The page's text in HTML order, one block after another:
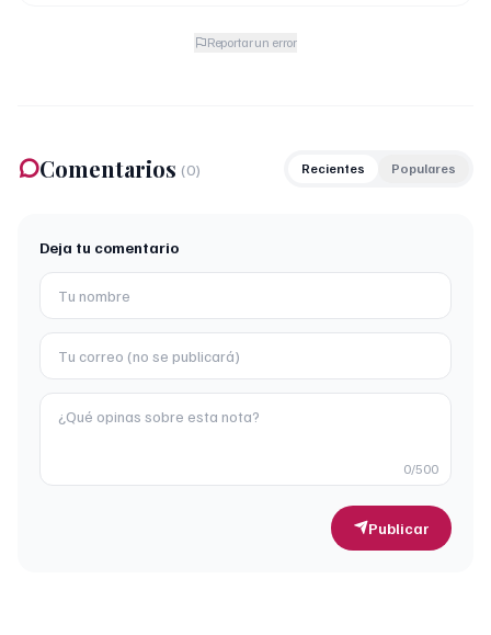
Reportar un error
Comentarios (0) Recientes Populares
Deja tu comentario
0/500
Publicar